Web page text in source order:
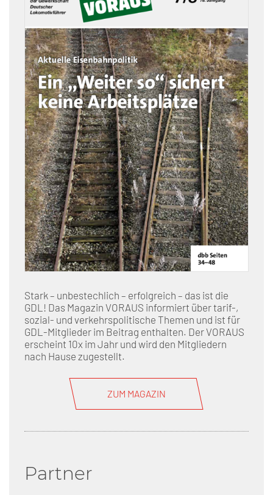
Stark – unbestechlich – erfolgreich – das ist die
GDL! Das Magazin VORAUS informiert über tarif-,
sozial- und verkehrspolitische Themen und ist für
GDL-Mitglieder im Beitrag enthalten. Der VORAUS
erscheint 10x im Jahr und wird den Mitgliedern
nach Hause zugestellt.
ZUM MAGAZIN
Partner